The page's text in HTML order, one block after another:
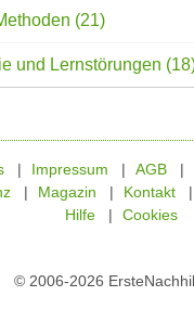
(21)
und Lernstörungen
© 2006-2026
Impressum AGB
Magazin Kontakt
Hilfe
Cookies